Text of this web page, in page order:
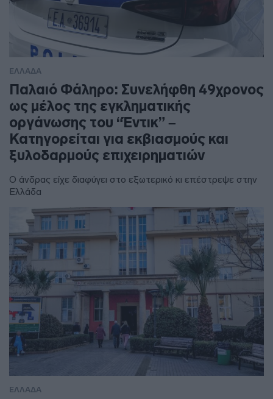
ΕΛΛΑΔΑ
Παλαιό Φάληρο: Συνελήφθη 49χρονος
ως μέλος της εγκληματικής
οργάνωσης του “Έντικ” –
Κατηγορείται για εκβιασμούς και
ξυλοδαρμούς επιχειρηματιών
Ο άνδρας είχε διαφύγει στο εξωτερικό κι επέστρεψε στην
Ελλάδα
ΕΛΛΑΔΑ